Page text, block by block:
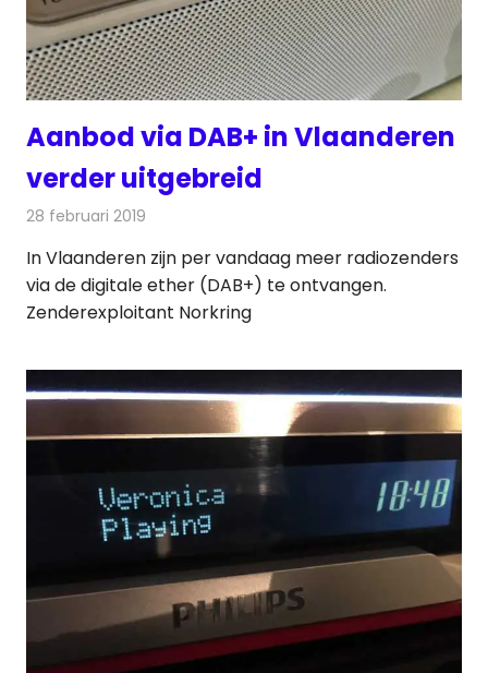
Aanbod via DAB+ in Vlaanderen
verder uitgebreid
28 februari 2019
In Vlaanderen zijn per vandaag meer radiozenders
via de digitale ether (DAB+) te ontvangen.
Zenderexploitant Norkring